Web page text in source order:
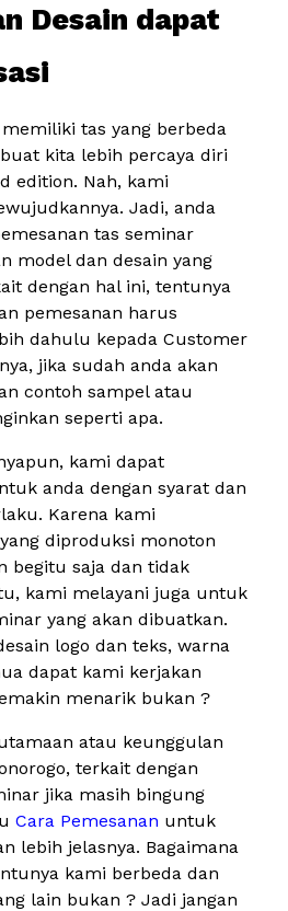
Desain dapat
tas yang berbeda
kita lebih percaya diri
edition. Nah, kami
Jadi, anda
tas seminar
model dan desain yang
dengan hal ini, tentunya
pemesanan harus
dahulu kepada Customer
jika sudah anda akan
contoh sampel atau
seperti apa.
kami dapat
anda dengan syarat dan
Karena kami
diproduksi monoton
begitu saja dan tidak
kami melayani juga untuk
yang akan dibuatkan.
logo dan teks, warna
dapat kami kerjakan
menarik bukan ?
atau keunggulan
terkait dengan
jika masih bingung
Cara Pemesanan untuk
lebih jelasnya. Bagaimana
kami berbeda dan
lain bukan ? Jadi jangan